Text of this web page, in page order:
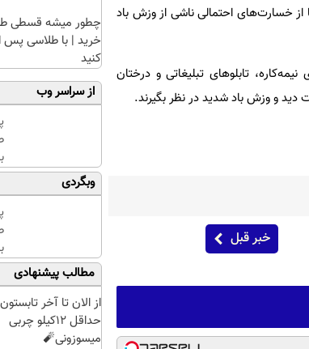
از خسارت‌های احتمالی ناشی از وزش باد
تابلوهای تبلیغاتی و درختان
و وزش باد شدید در نظر بگیرند.
خبر قبل
چطور میشه قسطی
خرید | با طلاسی پس
کنید
از سراسر وب
وبگردی
مطالب پیشنهادی
از الان تا آخر تابستون
حداقل 12کیلو چربی
میسوزونی🧨